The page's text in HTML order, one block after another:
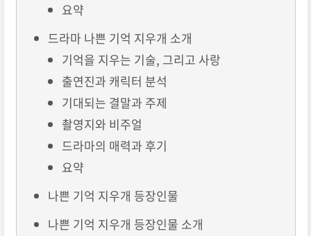
요약
드라마 나쁜 기억 지우개 소개
기억을 지우는 기술, 그리고 사랑
출연진과 캐릭터 분석
기대되는 결말과 주제
촬영지와 비주얼
드라마의 매력과 후기
요약
나쁜 기억 지우개 등장인물
나쁜 기억 지우개 등장인물 소개